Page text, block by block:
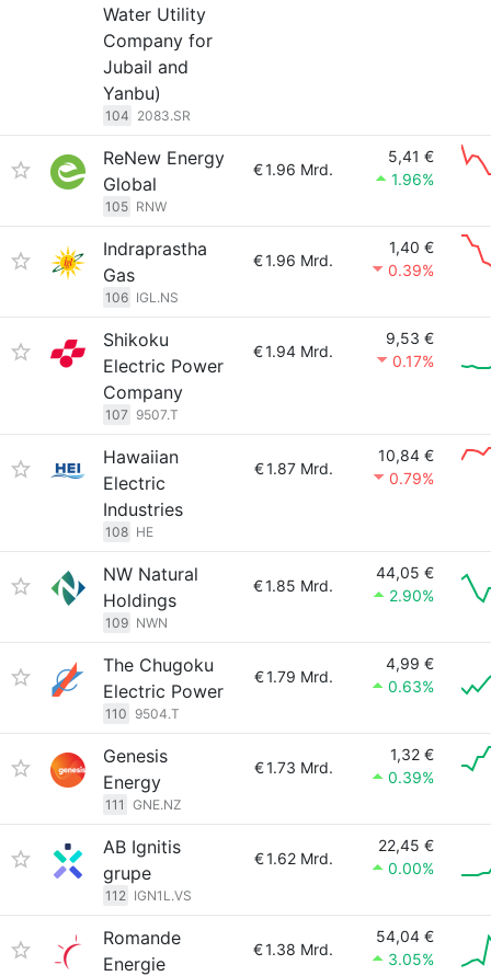
Water Utility
Company for
Jubail and
Yanbu)
104 2083.SR
ReNew Energy
Global
105 RNW
€1.96 Mrd.
5,41 €
1.96%
Indraprastha
Gas
106 IGL.NS
€1.96 Mrd.
1,40 €
0.39%
Shikoku
Electric Power
Company
107 9507.T
€1.94 Mrd.
9,53 €
0.17%
Hawaiian
Electric
Industries
108 HE
€1.87 Mrd.
10,84 €
0.79%
NW Natural
Holdings
109 NWN
€1.85 Mrd.
44,05 €
2.90%
The Chugoku
Electric Power
110 9504.T
€1.79 Mrd.
4,99 €
0.63%
Genesis
Energy
111 GNE.NZ
€1.73 Mrd.
1,32 €
0.39%
AB Ignitis
grupe
112 IGN1L.VS
€1.62 Mrd.
22,45 €
0.00%
Romande
Energie
€1.38 Mrd.
54,04 €
3.05%